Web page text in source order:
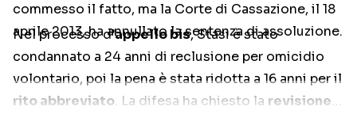
commesso il fatto, ma la Corte di Cassazione, il 18
aprile 2013, ha annullato la sentenza di assoluzione.
Nel processo d’appello bis, Stasi è stato
condannato a 24 anni di reclusione per omicidio
volontario, poi la pena è stata ridotta a 16 anni per il
rito abbreviato. La difesa ha chiesto la revisione